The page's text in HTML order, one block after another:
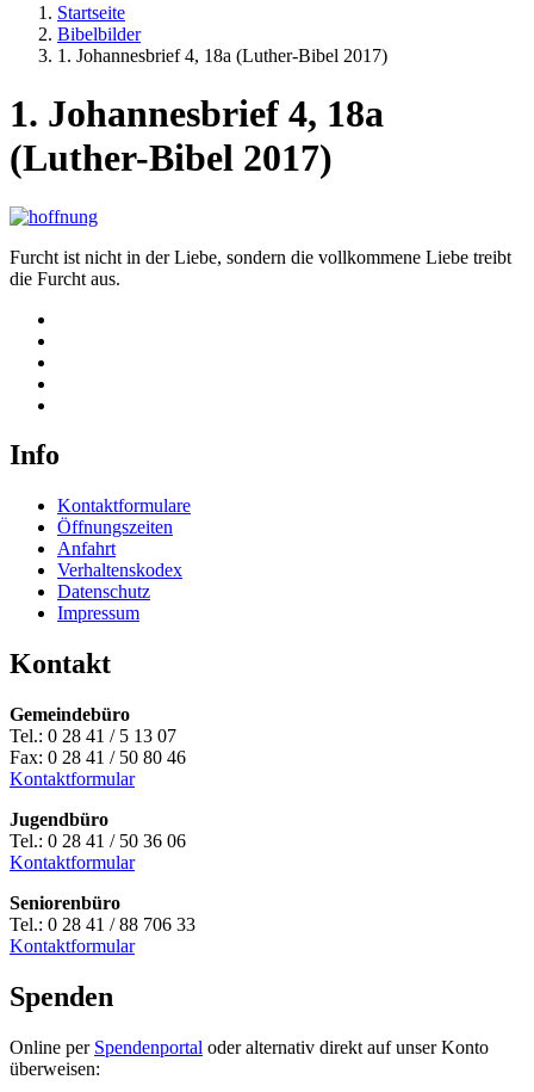
Startseite
Bibelbilder
1. Johannesbrief 4, 18a (Luther-Bibel 2017)
1. Johannesbrief 4, 18a
(Luther-Bibel 2017)
Furcht ist nicht in der Liebe, sondern die vollkommene Liebe treibt
die Furcht aus.
Info
Kontaktformulare
Öffnungszeiten
Anfahrt
Verhaltenskodex
Datenschutz
Impressum
Kontakt
Gemeindebüro
Tel.: 0 28 41 / 5 13 07
Fax: 0 28 41 / 50 80 46
Kontaktformular
Jugendbüro
Tel.: 0 28 41 / 50 36 06
Kontaktformular
Seniorenbüro
Tel.: 0 28 41 / 88 706 33
Kontaktformular
Spenden
Online per Spendenportal oder alternativ direkt auf unser Konto
überweisen: